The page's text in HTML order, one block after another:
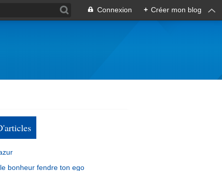
Connexion + Créer mon blog
bonheur fendre ton ego